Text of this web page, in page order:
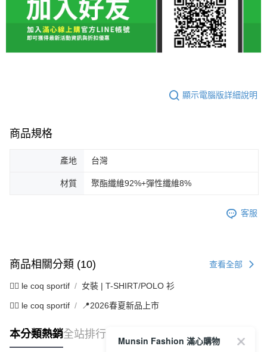
顯示電腦版詳細說明
商品規格
產地 台灣
材質 聚酯纖維92%+彈性纖維8%
客服
商品相關分類 (10) 查看全部
🚴‍♂️ le coq sportif 女裝 | T-SHIRT/POLO 衫
🚴‍♂️ le coq sportif 📍2026春夏新品上市
本分類熱銷全站排行
Munsin Fashion 滿心購物